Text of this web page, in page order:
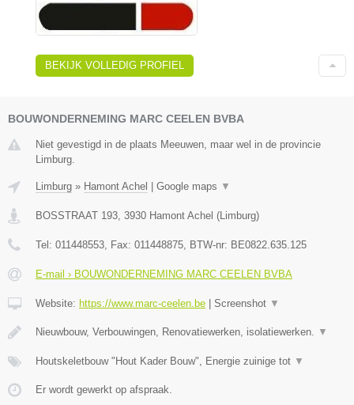
BEKIJK VOLLEDIG PROFIEL
BOUWONDERNEMING MARC CEELEN BVBA
Niet gevestigd in de plaats Meeuwen, maar wel in de provincie
Limburg.
Limburg » Hamont Achel Google maps ▼
BOSSTRAAT 193, 3930 Hamont Achel (Limburg)
Tel: 011448553, Fax: 011448875, BTW-nr: BE0822.635.125
E-mail › BOUWONDERNEMING MARC CEELEN BVBA
Website: https://www.marc-ceelen.be Screenshot ▼
Nieuwbouw, Verbouwingen, Renovatiewerken, isolatiewerken. ▼
Houtskeletbouw "Hout Kader Bouw", Energie zuinige tot ▼
Er wordt gewerkt op afspraak.